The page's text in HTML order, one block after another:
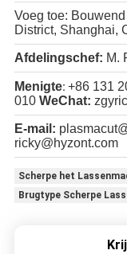
Voeg toe:
District, Shanghai,
Afdelingschef: M.
Menigte: +86 131
010 WeChat:
E-mail:
ricky@hyzont.com
Scherpe het
Brugtype Scherpe